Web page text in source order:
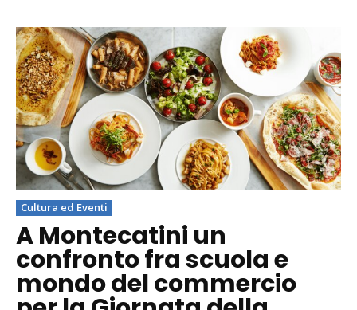
Cultura ed Eventi
A Montecatini un
confronto fra scuola e
mondo del commercio